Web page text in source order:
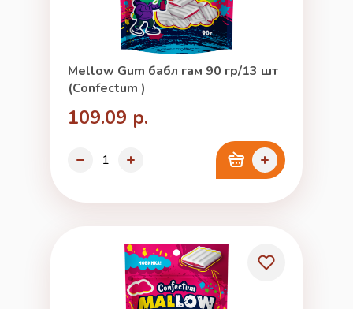
Mellow Gum бабл гам 90 гр/13 шт
(Confectum )
109.09 р.